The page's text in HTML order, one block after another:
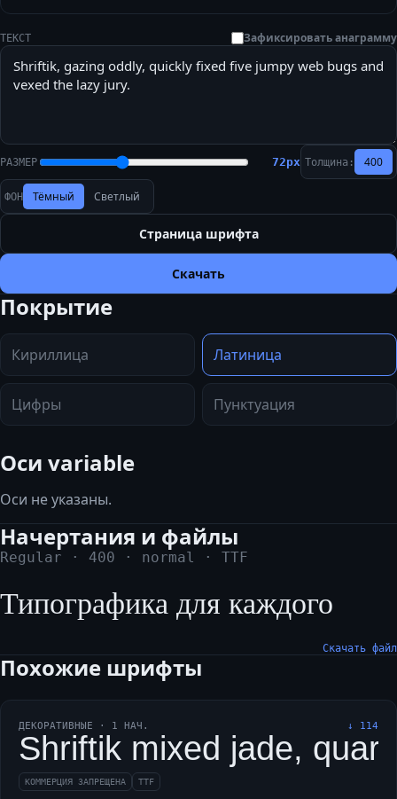
ТЕКСТ Зафиксировать анаграмму
РАЗМЕР 72px Толщина: 400
ФОН Тёмный Светлый
Страница шрифта
Скачать
Покрытие
Кириллица Латиница
Цифры Пунктуация
Оси variable
Оси не указаны.
Начертания и файлы
Regular · 400 · normal · TTF
Типографика для каждого
Скачать файл
Похожие шрифты
ДЕКОРАТИВНЫЕ · 1 НАЧ. ↓ 114
Shriftik mixed jade,
КОММЕРЦИЯ ЗАПРЕЩЕНА TTF